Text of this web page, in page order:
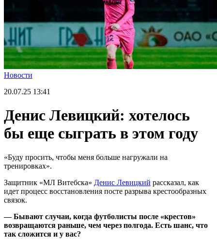
Новости
20.07.25 13:41
Денис Левицкий: хотелось
бы еще сыграть в этом году
«Буду просить, чтобы меня больше нагружали на
тренировках».
Защитник «МЛ Витебска» Денис Левицкий рассказал, как
идет процесс восстановления посте разрыва крестообразных
связок.
— Бывают случаи, когда футболисты после «крестов»
возвращаются раньше, чем через полгода. Есть шанс, что
так сложится и у вас?